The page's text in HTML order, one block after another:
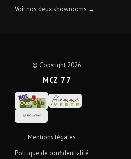
Voir nos deux showrooms →
© Copyright 2026
MCZ 77
Mentions légales
Politique de confidentialité